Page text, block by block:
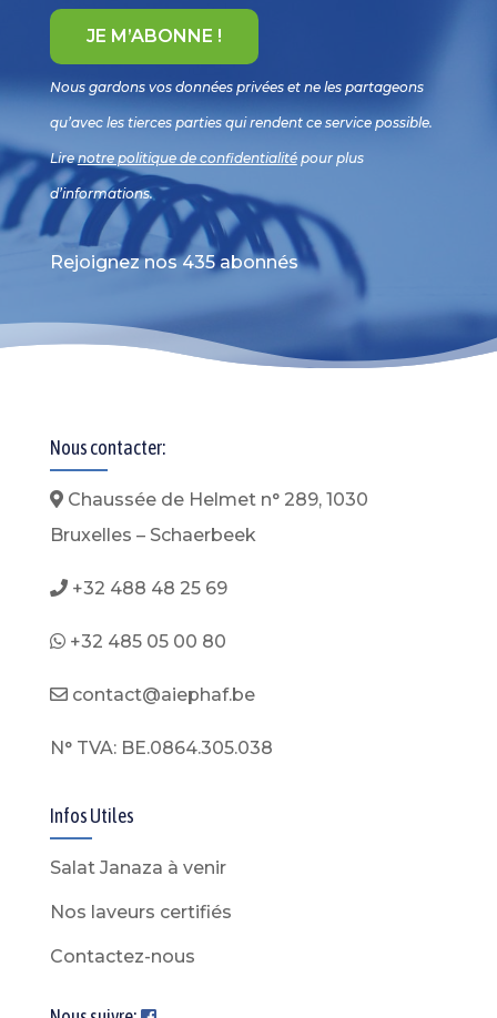
Nous gardons vos données privées et ne les partageons
qu’avec les tierces parties qui rendent ce service possible.
Lirenotre politique de confidentialitépour plus
d’informations.
Rejoignez nos 435 abonnés
Nous contacter:
Chaussée de Helmet n° 289, 1030
Bruxelles – Schaerbeek
+32 488 48 25 69
+32 485 05 00 80
contact@aiephaf.be
N° TVA: BE.0864.305.038
Infos Utiles
Salat Janaza à venir
Nos laveurs certifiés
Contactez-nous